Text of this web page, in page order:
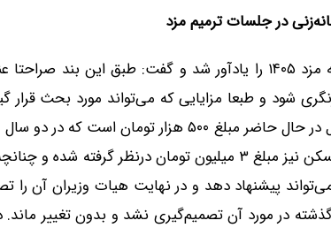
در جلسات ترمیم مزد
این کارشناس حوزه کار، بند ۱۰ صورتجلسه مزد ۱۴۰۵ را یادآور شد و گفت: طبق
شود و طبعا مزایایی که می‌تواند مورد بحث
حق مسکن و حق خواربار است. حق تاهل در حال حاضر مبلغ ۵۰۰
و به کارگران متاهل تعلق می‌گیرد. حق مسکن نیز مبلغ ۳ میلیون تومان
پیشنهاد دهد و در نهایت هیات وزیران آن را
در مورد آن تصمیم‌گیری نشد و بدون تغییر